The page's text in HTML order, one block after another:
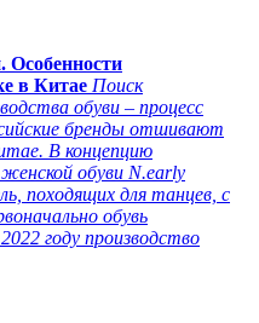
Особенности
в Китае Поиск
обуви – процесс
бренды отшивают
В концепцию
обуви N.early
походящих для танцев, с
обувь
году производство